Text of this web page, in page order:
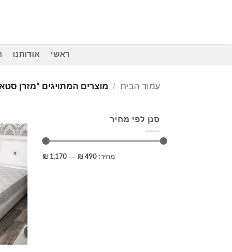
ראשי אודותנו
עמוד הבית / מוצרים המתויגים “מזרן
סנן לפי מחיר
מחיר: 490 ₪
—
1,170 ₪